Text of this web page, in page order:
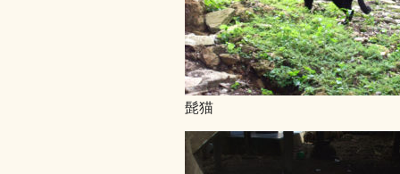
髭猫